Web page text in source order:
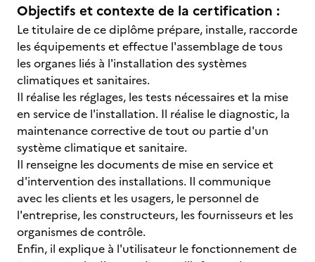
Objectifs et contexte de la certification :
Le titulaire de ce diplôme prépare, installe, raccorde
les équipements et effectue l'assemblage de tous
les organes liés à l'installation des systèmes
climatiques et sanitaires.
Il réalise les réglages, les tests nécessaires et la mise
en service de l'installation. Il réalise le diagnostic, la
maintenance corrective de tout ou partie d'un
système climatique et sanitaire.
Il renseigne les documents de mise en service et
d'intervention des installations. Il communique
avec les clients et les usagers, le personnel de
l'entreprise, les constructeurs, les fournisseurs et les
organismes de contrôle.
Enfin, il explique à l'utilisateur le fonctionnement de